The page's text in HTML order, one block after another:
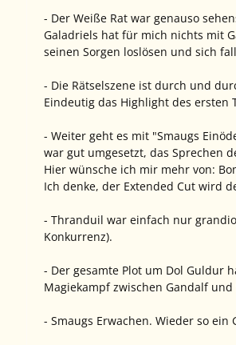
- Der Weiße Rat war genauso
Galadriels hat für mich nichts mit
seinen Sorgen loslösen und sich
- Die Rätselszene ist durch und
Eindeutig das Highlight des ersten
- Weiter geht es mit "Smaugs
war gut umgesetzt, das Sprechen
Hier wünsche ich mir mehr von:
Ich denke, der Extended Cut wird
- Thranduil war einfach nur
Konkurrenz).
- Der gesamte Plot um Dol Guldur
Magiekampf zwischen Gandalf
- Smaugs Erwachen. Wieder so ein